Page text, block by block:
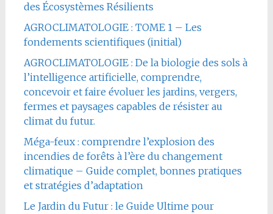
des Écosystèmes Résilients
AGROCLIMATOLOGIE : TOME 1 – Les
fondements scientifiques (initial)
AGROCLIMATOLOGIE : De la biologie des sols à
l’intelligence artificielle, comprendre,
concevoir et faire évoluer les jardins, vergers,
fermes et paysages capables de résister au
climat du futur.
Méga-feux : comprendre l’explosion des
incendies de forêts à l’ère du changement
climatique – Guide complet, bonnes pratiques
et stratégies d’adaptation
Le Jardin du Futur : le Guide Ultime pour